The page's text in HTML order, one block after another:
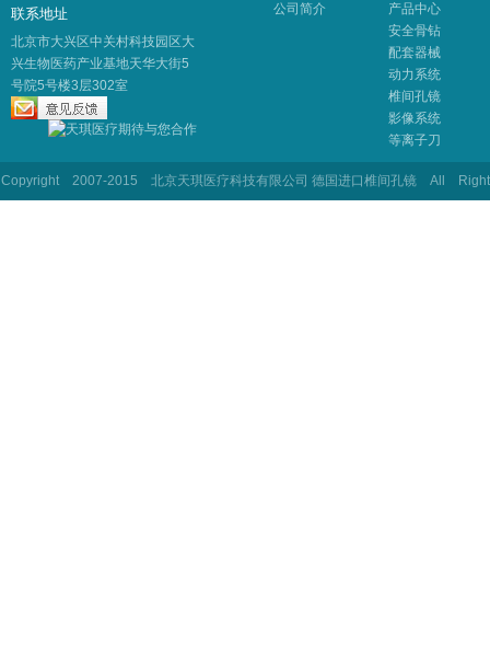
联系地址
北京市大兴区中关村科技园区大
兴生物医药产业基地天华大街5
号院5号楼3层302室
公司简介
产品中心
安全骨钻
配套器械
动力系统
椎间孔镜
影像系统
等离子刀
Copyright 2007-2015 北京天琪医疗科技有限公司 德国进口椎间孔镜 All